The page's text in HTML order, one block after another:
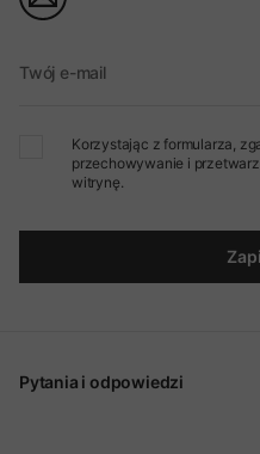
Twój e-mail
Korzystając z formularza,
przechowywanie i
witrynę.
Pytania i odpowiedzi